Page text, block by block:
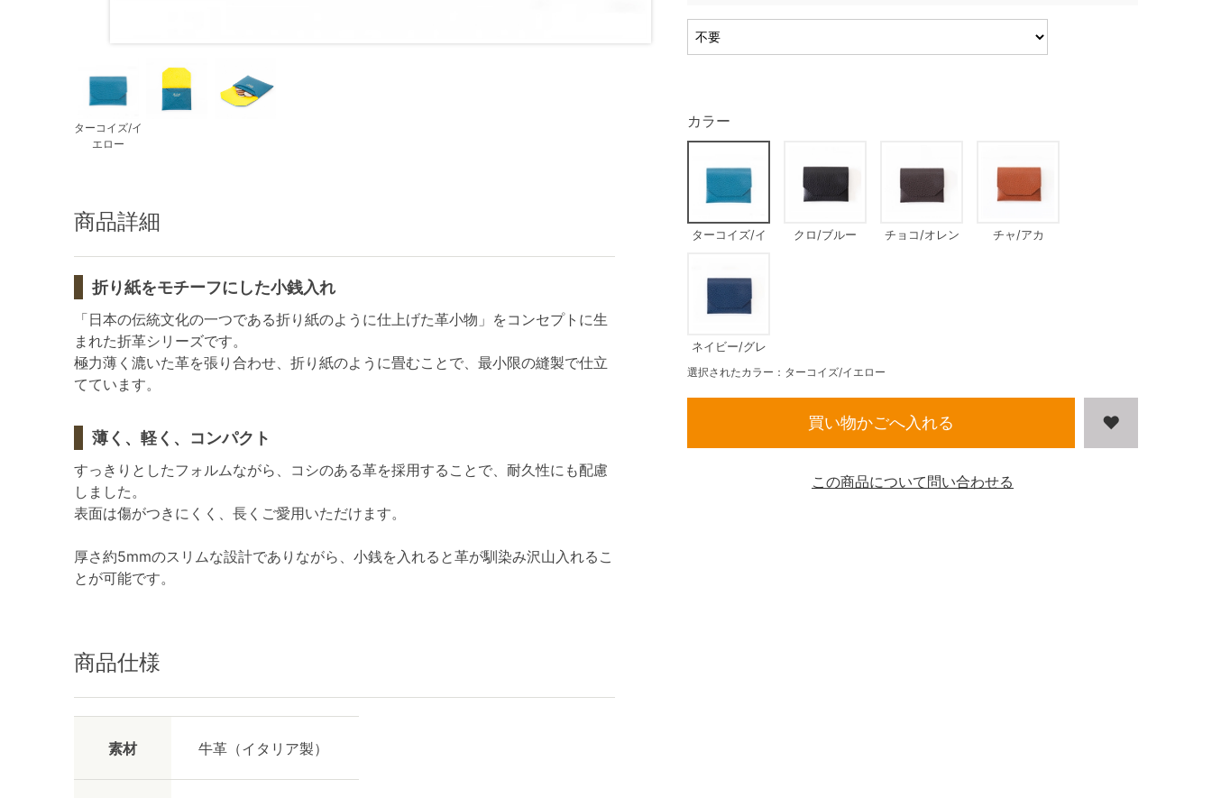
ターコイズ/イ
エロー
商品詳細
折り紙をモチーフにした小銭入れ
「日本の伝統文化の一つである折り紙のように仕上げた革小物」をコンセプトに生
まれた折革シリーズです。
極力薄く漉いた革を張り合わせ、折り紙のように畳むことで、最小限の縫製で仕立
てています。
薄く、軽く、コンパクト
すっきりとしたフォルムながら、コシのある革を採用することで、耐久性にも配慮
しました。
表面は傷がつきにくく、長くご愛用いただけます。
厚さ約5mmのスリムな設計でありながら、小銭を入れると革が馴染み沢山入れるこ
とが可能です。
商品仕様
素材 牛革（イタリア製）
カラー
ターコイズ/イ
クロ/ブルー
チョコ/オレン
チャ/アカ
ネイビー/グレ
選択されたカラー：ターコイズ/イエロー
買い物かごへ入れる
この商品について問い合わせる